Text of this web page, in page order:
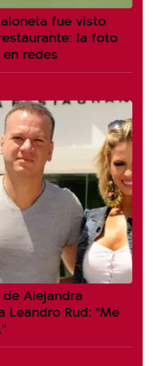
fue visto
la foto
redes
Alejandra
Rud: "Me